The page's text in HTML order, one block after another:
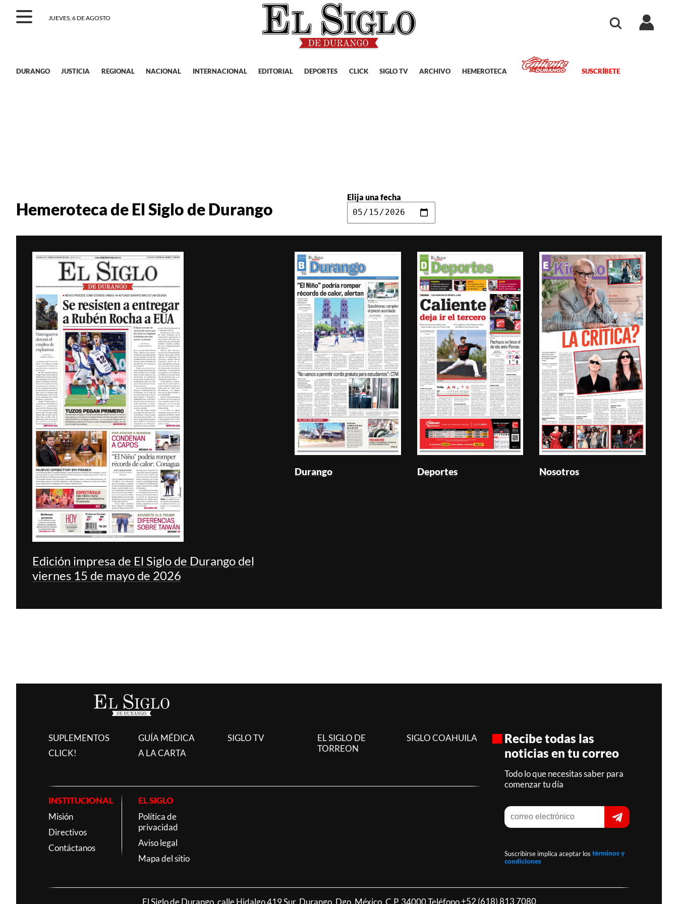
JUEVES, 6 DE AGOSTO
DURANGO JUSTICIA REGIONAL NACIONAL INTERNACIONAL EDITORIAL DEPORTES CLICK SIGLO TV ARCHIVO HEMEROTECA SUSCRÍBETE
Hemeroteca de El Siglo de Durango
Elija una fecha
Edición impresa de El Siglo de Durango del
viernes 15 de mayo de 2026
Durango Deportes Nosotros
SUPLEMENTOS
CLICK!
GUÍA MÉDICA
A LA CARTA
SIGLO TV
EL SIGLO DE
TORREON
SIGLO COAHUILA
INSTITUCIONAL
Misión
Directivos
Contáctanos
EL SIGLO
Política de
privacidad
Aviso legal
Mapa del sitio
Recibe todas las
noticias en tu correo
Todo lo que necesitas saber para
comenzar tu día
Suscribirse implica aceptar los términos y
condiciones
El Siglo de Durango, calle Hidalgo 419 Sur, Durango, Dgo. México, C.P. 34000 Teléfono+52 (618) 813 7080